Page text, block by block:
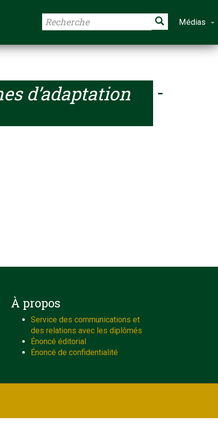
Médias
d’adaptation
À propos
Service des communications et
des relations avec les diplômés
Énoncé éditorial
Énoncé de confidentialité